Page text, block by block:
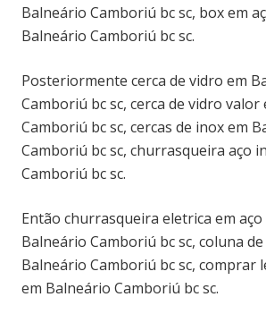
Balneário Camboriú bc sc, box em
Balneário Camboriú bc sc.
Posteriormente cerca de vidro em
Camboriú bc sc, cerca de vidro
Camboriú bc sc, cercas de inox em
Camboriú bc sc, churrasqueira aço
Camboriú bc sc.
Então churrasqueira eletrica em aço
Balneário Camboriú bc sc, coluna
Balneário Camboriú bc sc, comprar
em Balneário Camboriú bc sc.